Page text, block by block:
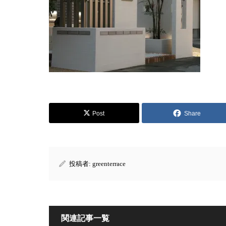
Post Share
投稿者: greenterrace
関連記事一覧